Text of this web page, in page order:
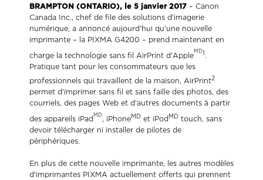
BRAMPTON (ONTARIO), le 5 janvier 2017 – Canon
Canada Inc., chef de file des solutions d'imagerie
numérique, a annoncé aujourd'hui qu'une nouvelle
imprimante – la PIXMA G4200 – prend maintenant en
charge la technologie sans fil AirPrint d'Apple
MD1 .
Pratique tant pour les consommateurs que les
professionnels qui travaillent de la maison, AirPrint2
permet d'imprimer sans fil et sans faille des photos, des
courriels, des pages Web et d'autres documents à partir
des appareils iPad
MD
, iPhoneMD et iPodMD touch, sans
devoir télécharger ni installer de pilotes de
périphériques.
En plus de cette nouvelle imprimante, les autres modèles
d'imprimantes PIXMA actuellement offerts qui prennent